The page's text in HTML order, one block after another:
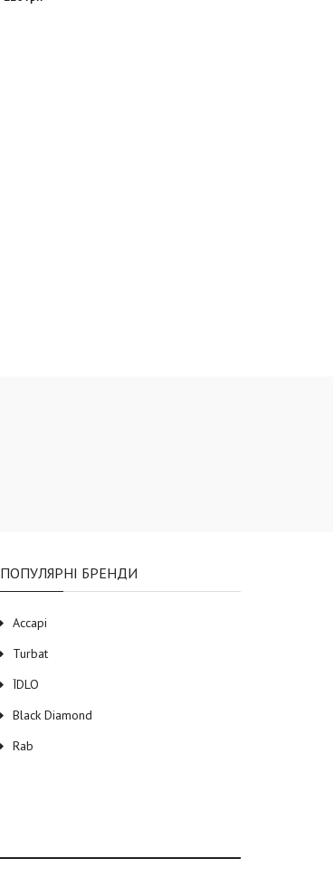
Футпринт Kelty Footprint
ПОПУЛЯРНІ БРЕНДИ
Accapi
Turbat
ЇDLO
Black Diamond
Rab